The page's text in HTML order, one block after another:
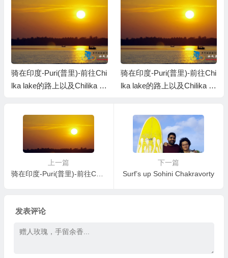
骑在印度-Puri(普里)-前往Chi
lka lake的路上以及Chilika la
骑在印度-Puri(普里)-前往Chi
lka lake的路上以及Chilika la
上一篇
骑在印度-Puri(普里)-前往Chilka lake的路上以及Chilika lake的夕阳
下一篇
Surf’s up Sohini Chakravorty
发表评论